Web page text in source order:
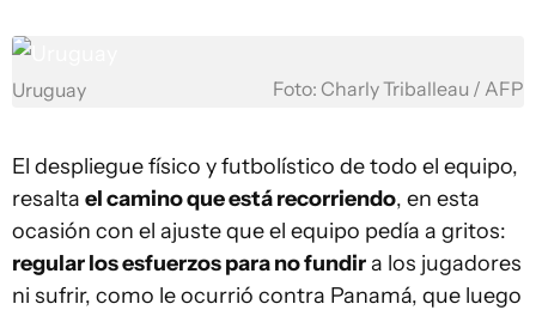
Uruguay Foto: Charly Triballeau / AFP
El despliegue físico y futbolístico de todo el equipo,
resalta el camino que está recorriendo, en esta
ocasión con el ajuste que el equipo pedía a gritos:
regular los esfuerzos para no fundira los jugadores
ni sufrir, como le ocurrió contra Panamá, que luego